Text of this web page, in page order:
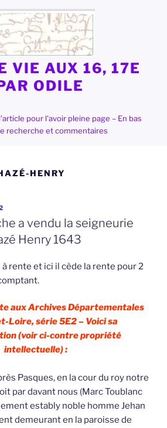
VIE AUX 16, 17E
ODILE
pour l'avoir pleine page – En bas
recherche et commentaires
HENRY
a vendu la seigneurie
Henry 1643
rente et ici il cède la rente pour 2
aux Archives Départementales
Loire, série 5E2 – Voici sa
(voir ci-contre propriété
intellectuelle) :
Pasques, en la cour du roy notre
par davant nous (Marc Toublanc
estably noble homme Jehan
demeurant en la paroisse de